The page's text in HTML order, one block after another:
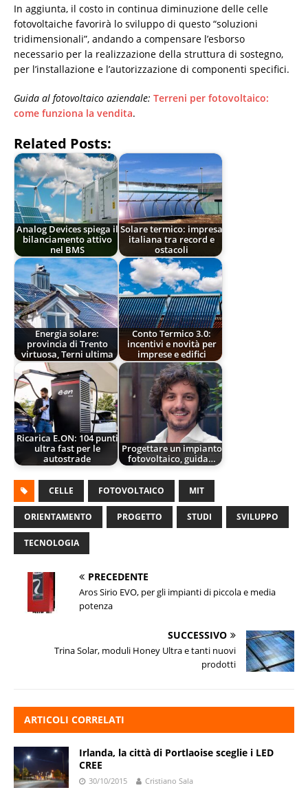
In aggiunta, il costo in continua diminuzione delle celle
fotovoltaiche favorirà lo sviluppo di questo “soluzioni
tridimensionali”, andando a compensare l’esborso
necessario per la realizzazione della struttura di sostegno,
per l’installazione e l’autorizzazione di componenti specifici.
Guida al fotovoltaico aziendale: Terreni per fotovoltaico:
come funziona la vendita.
Related Posts:
Analog Devices spiega il
bilanciamento attivo
nel BMS
Solare termico: impresa
italiana tra record e
ostacoli
Energia solare:
provincia di Trento
virtuosa, Terni ultima
Conto Termico 3.0:
incentivi e novità per
imprese e edifici
Ricarica E.ON: 104 punti
ultra fast per le
autostrade
Progettare un impianto
fotovoltaico, guida…
CELLE FOTOVOLTAICO MIT
ORIENTAMENTO PROGETTO STUDI SVILUPPO
TECNOLOGIA
PRECEDENTE
Aros Sirio EVO, per gli impianti di piccola e media
potenza
SUCCESSIVO
Trina Solar, moduli Honey Ultra e tanti nuovi
prodotti
ARTICOLI CORRELATI
Irlanda, la città di Portlaoise sceglie i LED
CREE
30/10/2015 Cristiano Sala